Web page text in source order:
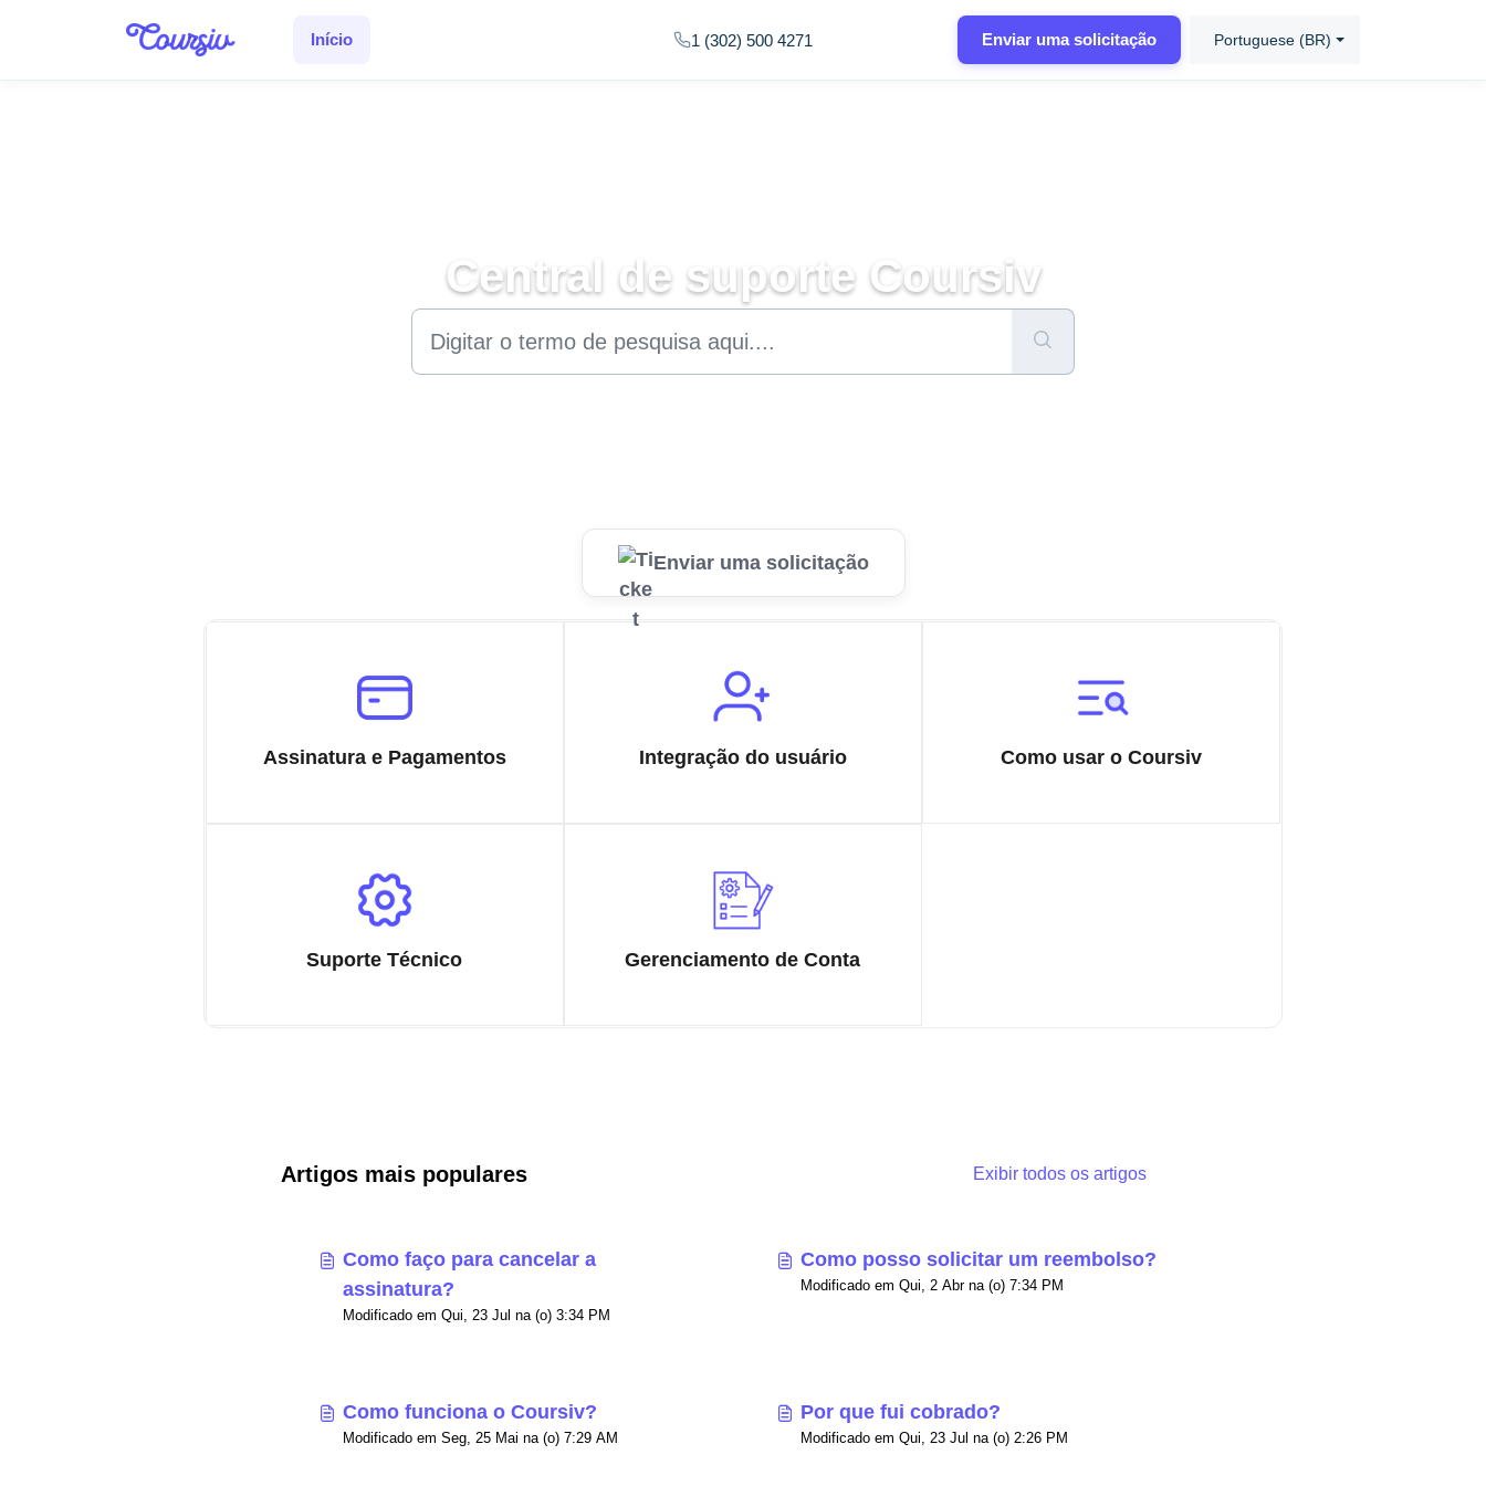
Início
Enviar uma solicitação
1 (302) 500 4271 Portuguese (BR)
Central de suporte Coursiv
Enviar uma solicitação
Assinatura e Pagamentos Integração do usuário Como usar o Coursiv
Suporte Técnico Gerenciamento de Conta
Artigos mais populares Exibir todos os artigos
Como faço para cancelar a
assinatura?
Modificado em Qui, 23 Jul na (o) 3:34 PM
Como posso solicitar um reembolso?
Modificado em Qui, 2 Abr na (o) 7:34 PM
Como funciona o Coursiv?
Modificado em Seg, 25 Mai na (o) 7:29 AM
Por que fui cobrado?
Modificado em Qui, 23 Jul na (o) 2:26 PM